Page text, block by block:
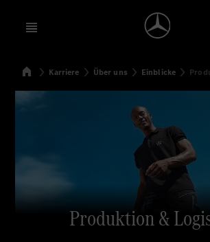
Open menu
SuchenStartseite
Karriere Über uns Einblicke
Produktion &